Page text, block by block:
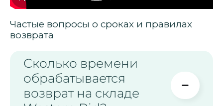
Частые вопросы о сроках и правилах
возврата
Сколько времени
обрабатывается
возврат на складе